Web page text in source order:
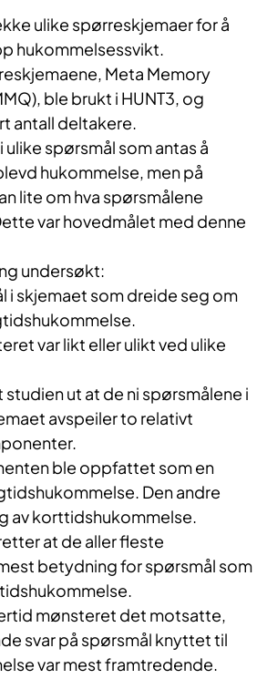
ulike spørreskjemaer for å
hukommelsessvikt.
Meta Memory
ble brukt i HUNT3, og
antall deltakere.
ulike spørsmål som antas å
hukommelse, men på
lite om hva spørsmålene
var hovedmålet med denne
undersøkt:
i skjemaet som dreide seg om
var likt eller ulikt ved ulike
ut at de ni spørsmålene i
avspeiler to relativt
ble oppfattet som en
Den andre
av korttidshukommelse.
at de aller fleste
betydning for spørsmål som
mønsteret det motsatte,
svar på spørsmål knyttet til
var mest framtredende.